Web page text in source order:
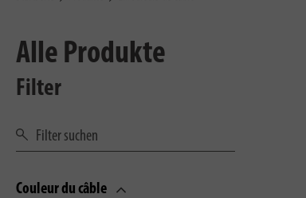
Alle Produkte
Filter
Couleur du câble